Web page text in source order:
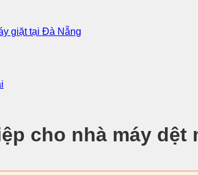
giặt tại Đà Nẵng
cho nhà máy dệt